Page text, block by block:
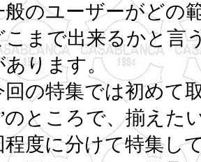
般のユーザーがどの
こまで出来るかと言
あります。
回の特集では初めて
のところで、揃えた
程度に分けて特集し